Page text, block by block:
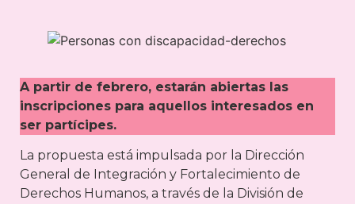
A partir de febrero, estarán abiertas las
inscripciones para aquellos interesados en
ser partícipes.
La propuesta está impulsada por la Dirección
General de Integración y Fortalecimiento de
Derechos Humanos, a través de la División de